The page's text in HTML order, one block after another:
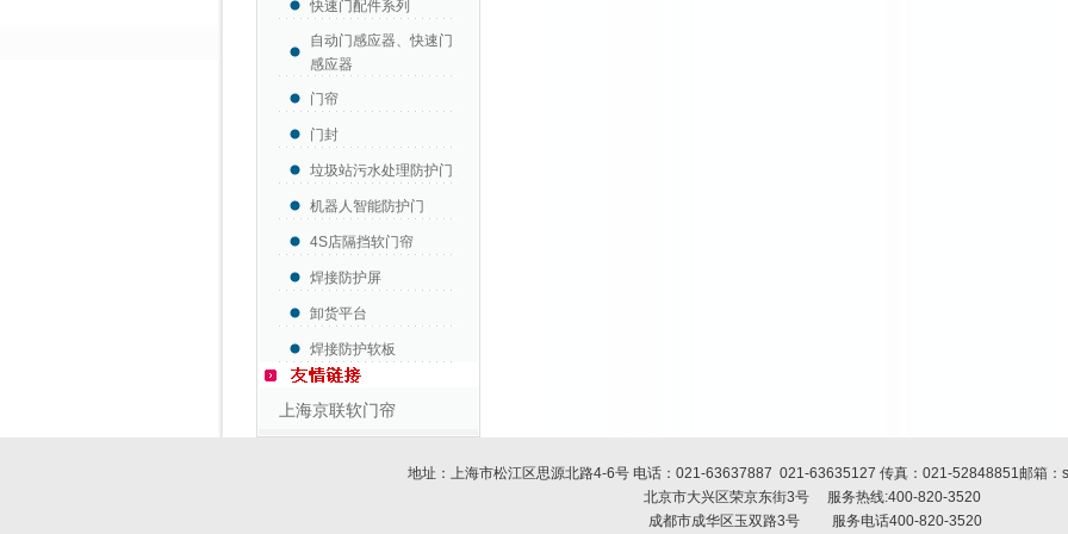
快速门配件系列
自动门感应器、快速门
感应器
门帘
门封
垃圾站污水处理防护门
机器人智能防护门
4S店隔挡软门帘
焊接防护屏
卸货平台
焊接防护软板
上海京联软门帘
地址：上海市松江区思源北路4-6号 电话： 021-63637887 021-63635127 传真： 021-52848851邮箱：
北京市大兴区荣京东街3号
服务热线:400-820-3520
成都市成华区玉双路3号 服务电话400-820-3520